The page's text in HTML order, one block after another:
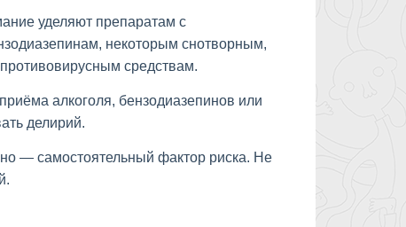
уделяют препаратам с
некоторым снотворным,
средствам.
алкоголя, бензодиазепинов или
делирий.
— самостоятельный фактор риска. Не